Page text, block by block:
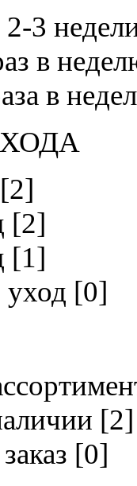
2-3
в
в
[2]
[2]
[1]
[0]
[2]
[0]